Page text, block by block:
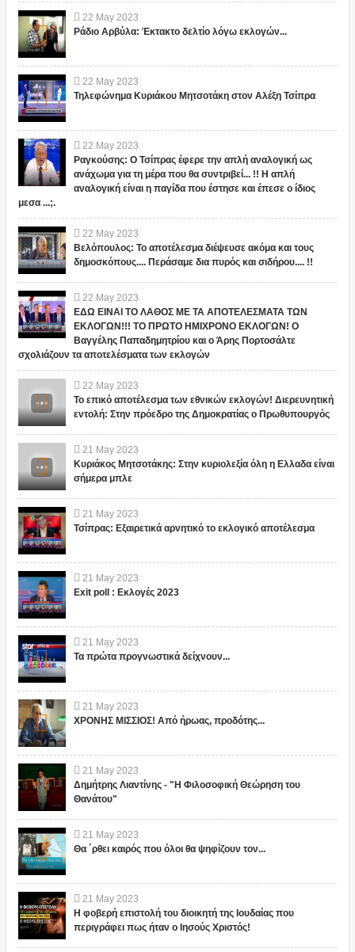
22 May 2023
Ράδιο Αρβύλα: Έκτακτο δελτίο λόγω εκλογών...
22 May 2023
Τηλεφώνημα Κυριάκου Μητσοτάκη στον Αλέξη Τσίπρα
22 May 2023
Ραγκούσης: Ο Τσίπρας έφερε την απλή αναλογική ως
ανάχωμα για τη μέρα που θα συντριβεί... !! Η απλή
αναλογική είναι η παγίδα που έστησε και έπεσε ο ίδιος
μεσα ...;.
22 May 2023
Βελόπουλος: Το αποτέλεσμα διέψευσε ακόμα και τους
δημοσκόπους.... Περάσαμε δια πυρός και σιδήρου.... !!
22 May 2023
ΕΔΩ ΕΙΝΑΙ ΤΟ ΛΑΘΟΣ ΜΕ ΤΑ ΑΠΟΤΕΛΕΣΜΑΤΑ ΤΩΝ
ΕΚΛΟΓΩΝ!!! ΤΟ ΠΡΩΤΟ ΗΜΙΧΡΟΝΟ ΕΚΛΟΓΩΝ! Ο
Βαγγέλης Παπαδημητρίου και ο Άρης Πορτοσάλτε
σχολιάζουν τα αποτελέσματα των εκλογών
22 May 2023
Το επικό αποτέλεσμα των εθνικών εκλογών! Διερευνητική
εντολή: Στην πρόεδρο της Δημοκρατίας ο Πρωθυπουργός
21 May 2023
Κυριάκος Μητσοτάκης: Στην κυριολεξία όλη η Ελλαδα είναι
σήμερα μπλε
21 May 2023
Τσίπρας: Εξαιρετικά αρνητικό το εκλογικό αποτέλεσμα
21 May 2023
Exit poll : Εκλογές 2023
21 May 2023
Τα πρώτα προγνωστικά δείχνουν...
21 May 2023
ΧΡΟΝΗΣ ΜΙΣΣΙΟΣ! Από ήρωας, προδότης...
21 May 2023
Δημήτρης Λιαντίνης - "Η Φιλοσοφική Θεώρηση του
Θανάτου"
21 May 2023
Θα ΄ρθει καιρός που όλοι θα ψηφίζουν τον...
21 May 2023
Η φοβερή επιστολή του διοικητή της Ιουδαίας που
περιγράφει πως ήταν ο Ιησούς Χριστός!